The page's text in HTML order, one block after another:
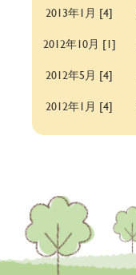
2013年1月 [4]
2012年10月 [1]
2012年5月 [4]
2012年1月 [4]